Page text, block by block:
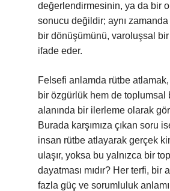
değerlendirmesinin, ya da bir
sonucu değildir; aynı
bir dönüşümünü, varoluşsal
ifade eder.
Felsefi anlamda rütbe
bir özgürlük hem de toplumsal
alanında bir ilerleme olarak
Burada karşımıza çıkan soru
insan rütbe atlayarak gerçek
ulaşır, yoksa bu yalnızca bir
dayatması mıdır? Her terfi, bir
fazla güç ve sorumluluk